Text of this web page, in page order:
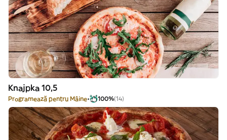
Knajpka 10,5
Programează pentru Mâine 100%(14)